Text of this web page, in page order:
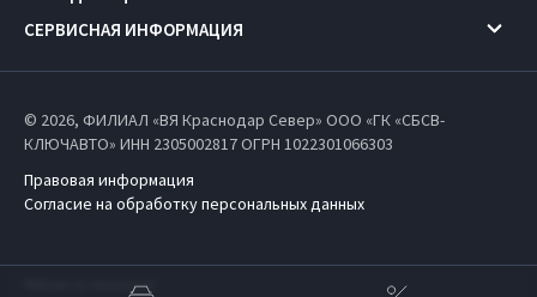
СЕРВИСНАЯ ИНФОРМАЦИЯ
© 2026, ФИЛИАЛ «ВЯ Краснодар Север» ООО «ГК «СБСВ-
КЛЮЧАВТО» ИНН 2305002817ОГРН 1022301066303
Правовая информация
Согласие на обработку персональных данных
Работает на технологиях